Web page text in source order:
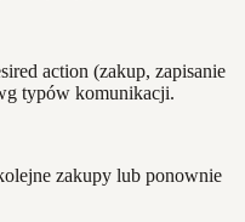
action (zakup, zapisanie
typów komunikacji.
zakupy lub ponownie